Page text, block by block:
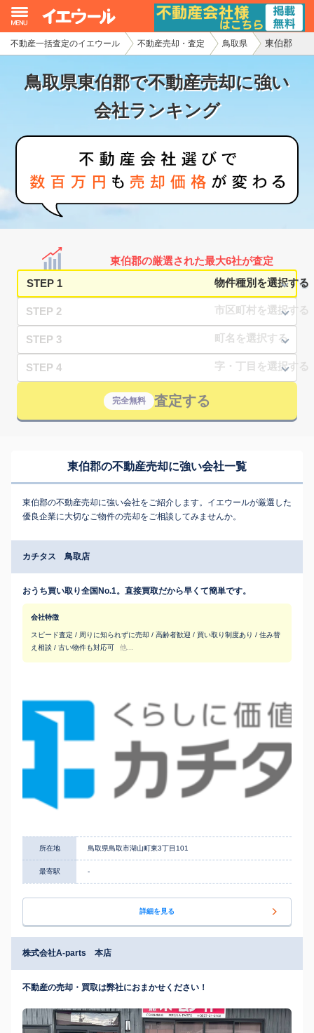
不動産一括査定のイエウール 不動産売却・査定 鳥取県 東伯郡
鳥取県東伯郡で不動産売却に強い
会社ランキング
東伯郡の厳選された最大6社が査定
STEP 1
STEP 2
STEP 3
STEP 4
完全無料 査定する
東伯郡の不動産売却に強い会社一覧
東伯郡の不動産売却に強い会社をご紹介します。イエウールが厳選した
優良企業に大切なご物件の売却をご相談してみませんか。
カチタス 鳥取店
おうち買い取り全国No.1。直接買取だから早くて簡単です。
会社特徴
スピード査定 / 周りに知られずに売却 / 高齢者歓迎 / 買い取り制度あり / 住み替
え相談 / 古い物件も対応可
他...
所在地 鳥取県鳥取市湖山町東3丁目101
最寄駅 -
詳細を見る
株式会社A-parts 本店
不動産の売却・買取は弊社におまかせください！
イエウール加盟希望の不動産会社様
初めての方へ
不動産の売却・一括査定
家査定シミュレーター
お問い合わせ